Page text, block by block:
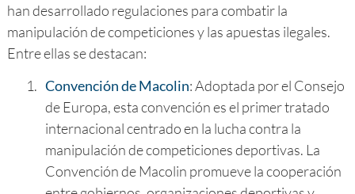
han desarrollado regulaciones para combatir la
manipulación de competiciones y las apuestas ilegales.
Entre ellas se destacan:
1. Convención de Macolin: Adoptada por el Consejo
de Europa, esta convención es el primer tratado
internacional centrado en la lucha contra la
manipulación de competiciones deportivas. La
Convención de Macolin promueve la cooperación